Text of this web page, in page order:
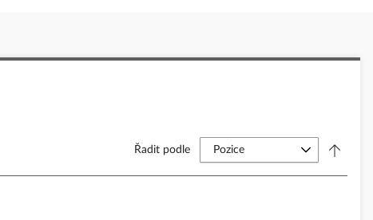
Řadit podle